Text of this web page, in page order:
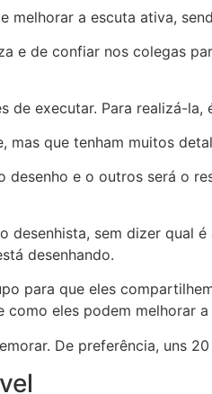
melhorar a escuta ativa,
e de confiar nos colegas
de executar. Para realizá-
mas que tenham muitos
desenho e o outros será o
desenhista, sem dizer
desenhando.
para que eles
eles podem melhorar
De preferência, uns